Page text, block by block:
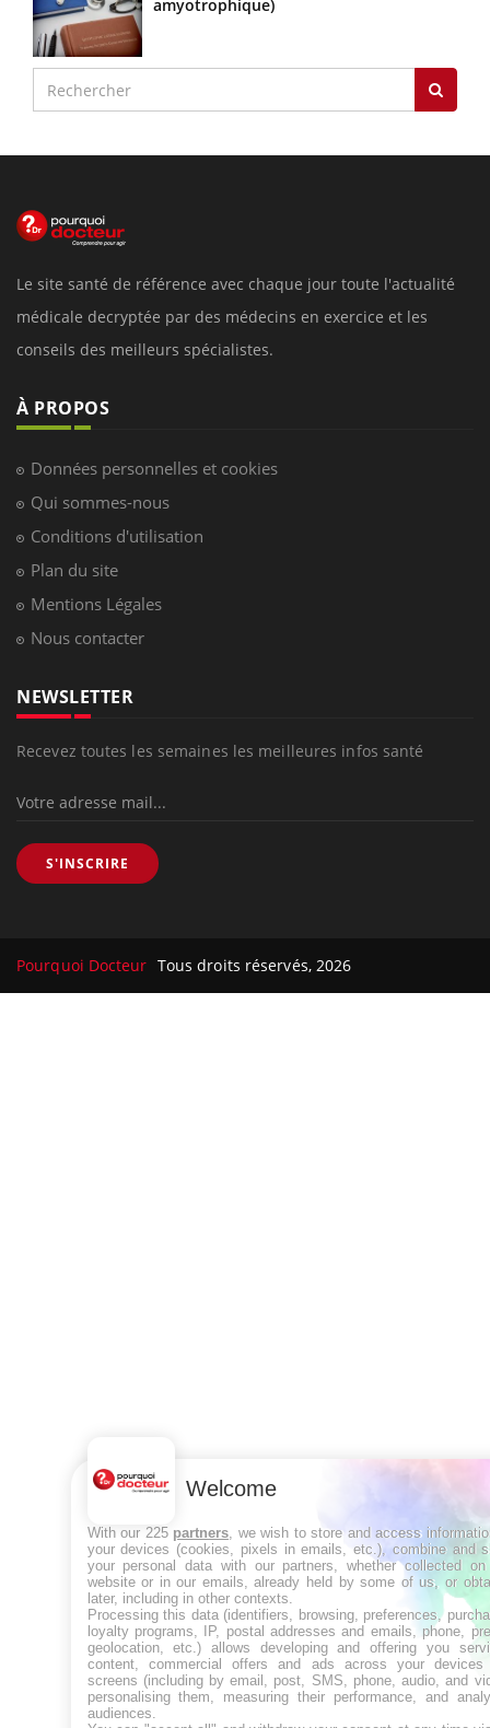
amyotrophique)
Le site santé de référence avec chaque jour toute l'actualité
médicale decryptée par des médecins en exercice et les
conseils des meilleurs spécialistes.
À PROPOS
Données personnelles et cookies
Qui sommes-nous
Conditions d'utilisation
Plan du site
Mentions Légales
Nous contacter
NEWSLETTER
Recevez toutes les semaines les meilleures infos santé
S'INSCRIRE
Pourquoi Docteur Tous droits réservés, 2026
Welcome
With our 225 partners , we wish to store and access
your devices (cookies, pixels in emails, etc.), combine and
your personal data with our partners, whether collected
website or in our emails, already held by some of us, or
later, including in other contexts.
Processing this data (identifiers, browsing, preferences,
loyalty programs, IP, postal addresses and emails, phone,
geolocation, etc.) allows developing and offering you
content, commercial offers and ads across your devices
screens (including by email, post, SMS, phone, audio, and
personalising them, measuring their performance, and
audiences.